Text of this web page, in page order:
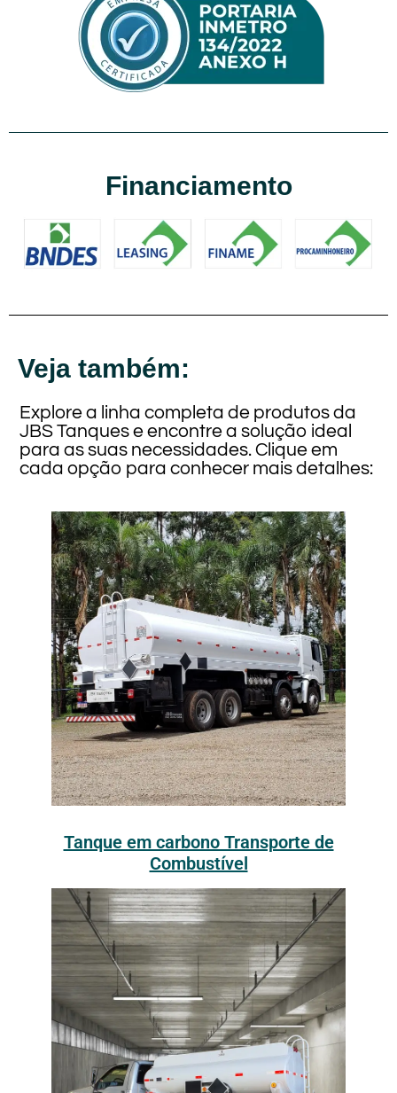
Financiamento
Veja também:
Explore a linha completa de produtos da
JBS Tanques e encontre a solução ideal
para as suas necessidades. Clique em
cada opção para conhecer mais detalhes:
Tanque em carbono Transporte de
Combustível